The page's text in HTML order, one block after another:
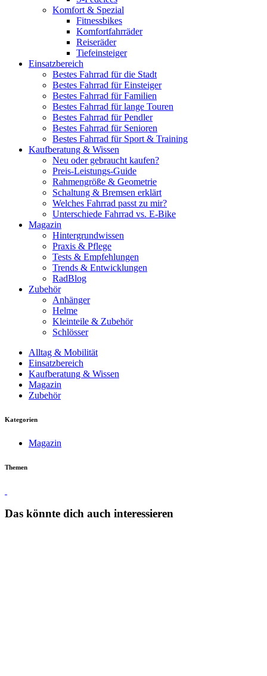
Komfort & Spezial
Fitnessbikes
Komfortfahrräder
Reiseräder
Tiefeinsteiger
Einsatzbereich
Bestes Fahrrad für die Stadt
Bestes Fahrrad für Einsteiger
Bestes Fahrrad für Familien
Bestes Fahrrad für lange Touren
Bestes Fahrrad für Pendler
Bestes Fahrrad für Senioren
Bestes Fahrrad für Sport & Training
Kaufberatung & Wissen
Neu oder gebraucht kaufen?
Preis-Leistungs-Guide
Rahmengröße & Geometrie
Schaltung & Bremsen erklärt
Welches Fahrrad passt zu mir?
Unterschiede Fahrrad vs. E-Bike
Magazin
Hintergrundwissen
Praxis & Pflege
Tests & Empfehlungen
Trends & Entwicklungen
RadBlog
Zubehör
Anhänger
Helme
Kleinteile & Zubehör
Schlösser
Alltag & Mobilität
Einsatzbereich
Kaufberatung & Wissen
Magazin
Zubehör
Kategorien
Magazin
Themen
Das könnte dich auch interessieren